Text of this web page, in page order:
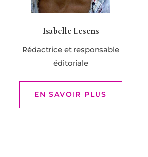
Isabelle Lesens
Rédactrice et responsable
éditoriale
EN SAVOIR PLUS